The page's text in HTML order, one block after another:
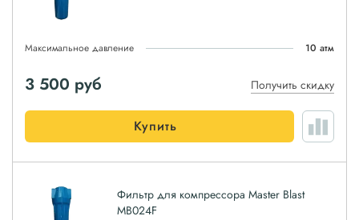
Максимальное давление 10 атм
3 500 руб Получить скидку
Купить
Фильтр для компрессора Master Blast
MB024F